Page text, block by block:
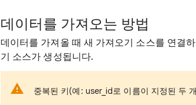
데이터를 가져오는 방법
데이터를 가져올 때 새 가져오기 소스를 연결
기 소스가 생성됩니다.
중복된 키(예: user_id로 이름이 지정된 두